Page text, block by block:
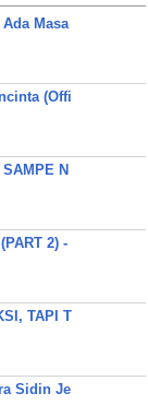
Masa
(Offi
N
2) -
TAPI T
Sidin Je